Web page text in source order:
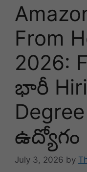
From
2026:
భారీ
ఉద్యోగం
July 3, 2026 by